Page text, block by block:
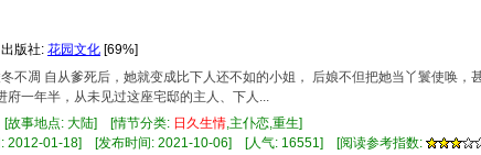
版社: 花园文化 [69%]
冬不凋 自从爹死后，她就变成比下人还不如的小姐， 后娘不但把她当丫鬟使唤
一年半，从未见过这座宅邸的主人、下人...
故事地点: 大陆] [情节分类: 日久 生情 ,主仆恋,重生]
2012-01-18] [发布时间: 2021-10-06] [人气: 16551] [阅读参考指数: